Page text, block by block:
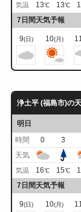
気温 13℃ 13℃
7日間天気予報
9(日) 10(月)
浄土平 (福島市)の
明日
時間
0 3
天気
気温 16℃ 15℃
7日間天気予報
9(日) 10(月) 11